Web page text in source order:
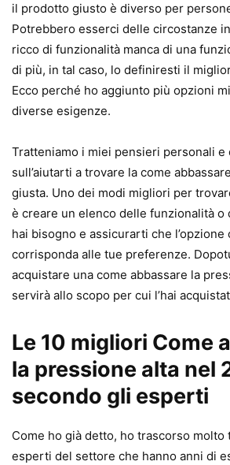
il prodotto giusto è diverso per
Potrebbero esserci delle circostanze
ricco di funzionalità manca di una
di più, in tal caso, lo definiresti il
Ecco perché ho aggiunto più opzioni
diverse esigenze.
Tratteniamo i miei pensieri personali e
sull’aiutarti a trovare la come
giusta. Uno dei modi migliori per
è creare un elenco delle funzionalità o
hai bisogno e assicurarti che l’opzione
corrisponda alle tue preferenze.
acquistare una come abbassare la
servirà allo scopo per cui l’hai
Le 10 migliori Come
la pressione alta nel
secondo gli esperti
Come ho già detto, ho trascorso molto
esperti del settore che hanno anni di